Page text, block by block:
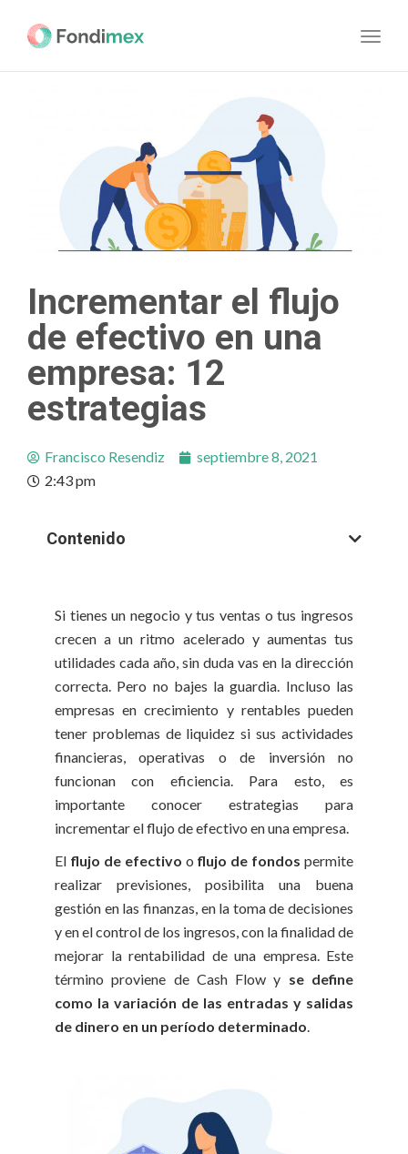
Incrementar el flujo
de efectivo en una
empresa: 12
estrategias
Francisco Resendiz
septiembre 8, 2021
2:43 pm
Contenido
Si tienes un negocio y tus ventas o tus ingresos
crecen a un ritmo acelerado y aumentas tus
utilidades cada año, sin duda vas en la dirección
correcta. Pero no bajes la guardia. Incluso las
empresas en crecimiento y rentables pueden
tener problemas de liquidez si sus actividades
financieras, operativas o de inversión no
funcionan con eficiencia. Para esto, es
importante conocer estrategias para
incrementar el flujo de efectivo en una empresa.
El flujo de efectivo o flujo de fondos permite
realizar previsiones, posibilita una buena
gestión en las finanzas, en la toma de decisiones
y en el control de los ingresos, con la finalidad de
mejorar la rentabilidad de una empresa. Este
término proviene de Cash Flow y se define
como la variación de las entradas y salidas
de dinero en un período determinado.